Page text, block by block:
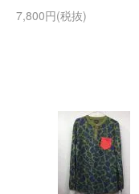
7,800円(税抜)